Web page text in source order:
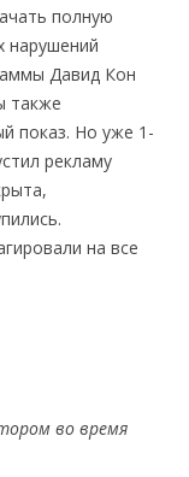
полную
нарушений
Давид Кон
также
показ. Но уже 1-
рекламу
на все
во время